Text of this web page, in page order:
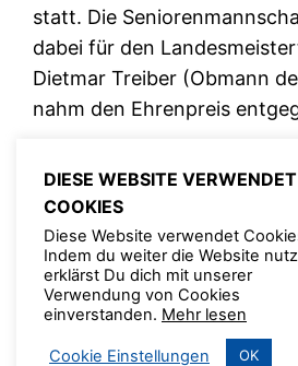
statt. Die
dabei für den
Dietmar Treiber (Obmann
nahm den Ehrenpreis
April 9, 2014 AdminFotos ,
DIESE WEBSITE VERWENDET
COOKIES
Diese Website verwendet
Indem du weiter die Website
erklärst Du dich mit unserer
Verwendung von Cookies
einverstanden. Mehr lesen
Cookie Einstellungen OK